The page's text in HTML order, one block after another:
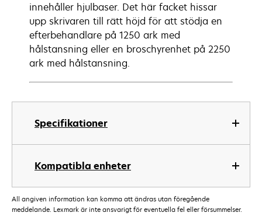
Specifikationer
Kompatibla enheter
innehåller hjulbaser. Det här facket hissar
upp skrivaren till rätt höjd för att stödja en
efterbehandlare på 1250 ark med
hålstansning eller en broschyrenhet på 2250
ark med hålstansning.
All angiven information kan komma att ändras utan föregående
meddelande. Lexmark är inte ansvarigt för eventuella fel eller försummelser.